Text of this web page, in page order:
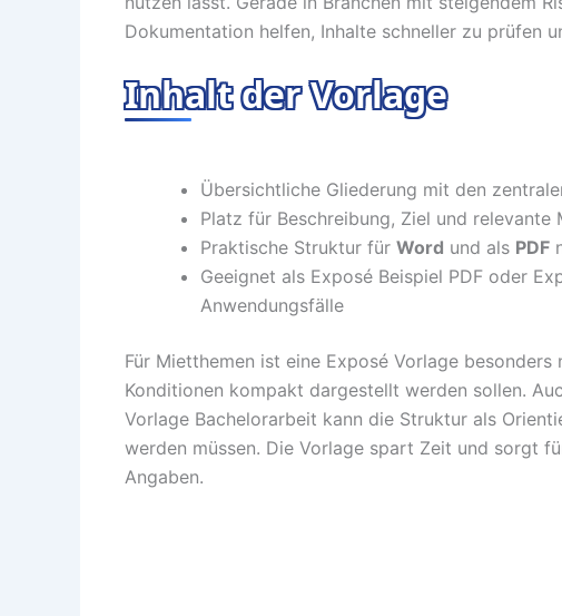
Dokumentation helfen, Inhalte schneller zu prüfen
Inhalt der Vorlage
Übersichtliche Gliederung mit den
Platz für Beschreibung, Ziel und relevante
Praktische Struktur für Word und als PDF
Geeignet als Exposé Beispiel PDF oder
Anwendungsfälle
Für Mietthemen ist eine Exposé Vorlage
Konditionen kompakt dargestellt werden sollen.
Vorlage Bachelorarbeit kann die Struktur als
werden müssen. Die Vorlage spart Zeit und sorgt
Angaben.